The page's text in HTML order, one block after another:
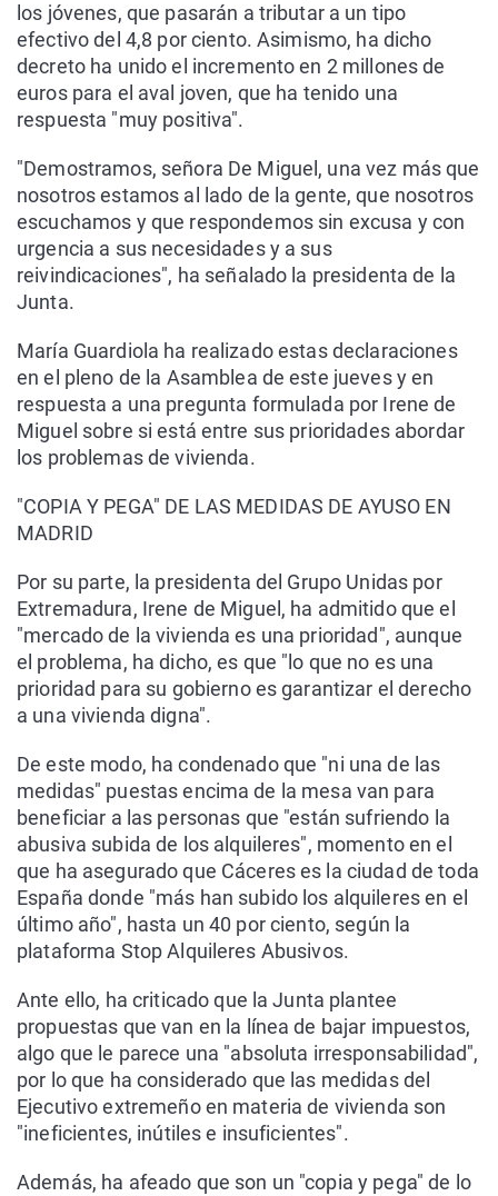
los jóvenes, que pasarán a tributar a un tipo
efectivo del 4,8 por ciento. Asimismo, ha dicho
decreto ha unido el incremento en 2 millones de
euros para el aval joven, que ha tenido una
respuesta "muy positiva".
"Demostramos, señora De Miguel, una vez más que
nosotros estamos al lado de la gente, que nosotros
escuchamos y que respondemos sin excusa y con
urgencia a sus necesidades y a sus
reivindicaciones", ha señalado la presidenta de la
Junta.
María Guardiola ha realizado estas declaraciones
en el pleno de la Asamblea de este jueves y en
respuesta a una pregunta formulada por Irene de
Miguel sobre si está entre sus prioridades abordar
los problemas de vivienda.
"COPIA Y PEGA" DE LAS MEDIDAS DE AYUSO EN
MADRID
Por su parte, la presidenta del Grupo Unidas por
Extremadura, Irene de Miguel, ha admitido que el
"mercado de la vivienda es una prioridad", aunque
el problema, ha dicho, es que "lo que no es una
prioridad para su gobierno es garantizar el derecho
a una vivienda digna".
De este modo, ha condenado que "ni una de las
medidas" puestas encima de la mesa van para
beneficiar a las personas que "están sufriendo la
abusiva subida de los alquileres", momento en el
que ha asegurado que Cáceres es la ciudad de toda
España donde "más han subido los alquileres en el
último año", hasta un 40 por ciento, según la
plataforma Stop Alquileres Abusivos.
Ante ello, ha criticado que la Junta plantee
propuestas que van en la línea de bajar impuestos,
algo que le parece una "absoluta irresponsabilidad",
por lo que ha considerado que las medidas del
Ejecutivo extremeño en materia de vivienda son
"ineficientes, inútiles e insuficientes".
Además, ha afeado que son un "copia y pega" de lo